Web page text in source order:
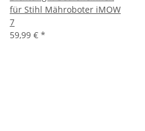
für Stihl Mähroboter iMOW
7
59,99 € *